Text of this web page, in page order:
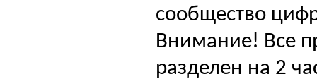
сообщество
Внимание! Все
разделен на 2